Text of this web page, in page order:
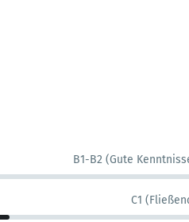
B1-B2 (Gute
C1